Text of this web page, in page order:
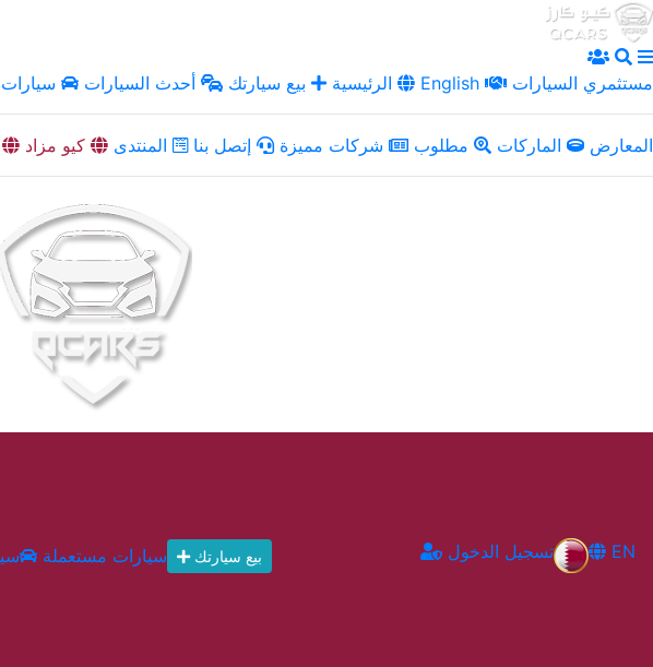
الرئيسية بيع سيارتك أحدث السيارات English مستثمري السيارات
المعارض الماركات مطلوب شركات مميزة إتصل بنا المنتدى كيو مزاد
سيارات مستعملة بيع سيارتك تسجيل الدخول EN